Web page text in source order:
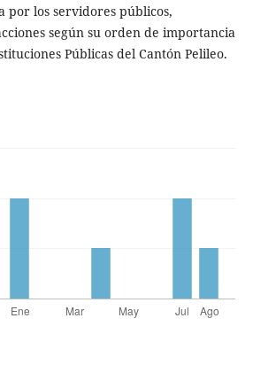
por los servidores públicos,
según su orden de importancia
Públicas del Cantón Pelileo.